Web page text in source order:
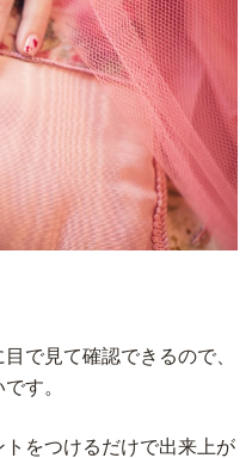
で見て確認できるので、
す。
をつけるだけで出来上が